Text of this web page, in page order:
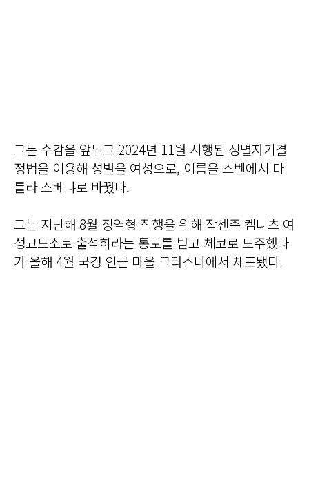
그는 수감을 앞두고 2024년 11월 시행된 성별자기결
정법을 이용해 성별을 여성으로, 이름을 스벤에서 마
를라 스베냐로 바꿨다.
그는 지난해 8월 징역형 집행을 위해 작센주 켐니츠 여
성교도소로 출석하라는 통보를 받고 체코로 도주했다
가 올해 4월 국경 인근 마을 크라스나에서 체포됐다.